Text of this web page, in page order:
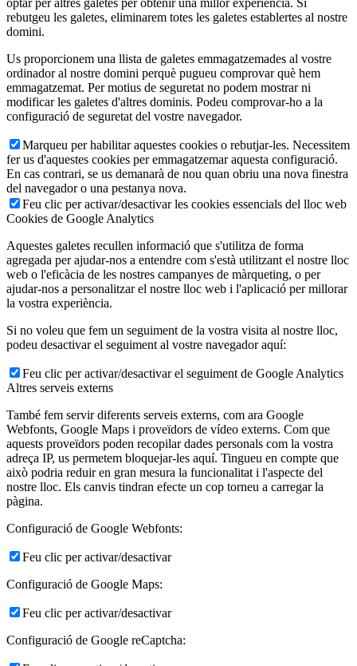
optar per altres galetes per obtenir una millor experiència. Si
rebutgeu les galetes, eliminarem totes les galetes establertes al nostre
domini.
Us proporcionem una llista de galetes emmagatzemades al vostre
ordinador al nostre domini perquè pugueu comprovar què hem
emmagatzemat. Per motius de seguretat no podem mostrar ni
modificar les galetes d'altres dominis. Podeu comprovar-ho a la
configuració de seguretat del vostre navegador.
Marqueu per habilitar aquestes cookies o rebutjar-les. Necessitem
fer us d'aquestes cookies per emmagatzemar aquesta configuració.
En cas contrari, se us demanarà de nou quan obriu una nova finestra
del navegador o una pestanya nova.
Feu clic per activar/desactivar les cookies essencials del lloc web
Cookies de Google Analytics
Aquestes galetes recullen informació que s'utilitza de forma
agregada per ajudar-nos a entendre com s'està utilitzant el nostre lloc
web o l'eficàcia de les nostres campanyes de màrqueting, o per
ajudar-nos a personalitzar el nostre lloc web i l'aplicació per millorar
la vostra experiència.
Si no voleu que fem un seguiment de la vostra visita al nostre lloc,
podeu desactivar el seguiment al vostre navegador aquí:
Feu clic per activar/desactivar el seguiment de Google Analytics
Altres serveis externs
També fem servir diferents serveis externs, com ara Google
Webfonts, Google Maps i proveïdors de vídeo externs. Com que
aquests proveïdors poden recopilar dades personals com la vostra
adreça IP, us permetem bloquejar-les aquí. Tingueu en compte que
això podria reduir en gran mesura la funcionalitat i l'aspecte del
nostre lloc. Els canvis tindran efecte un cop torneu a carregar la
pàgina.
Configuració de Google Webfonts:
Feu clic per activar/desactivar
Configuració de Google Maps:
Feu clic per activar/desactivar
Configuració de Google reCaptcha: